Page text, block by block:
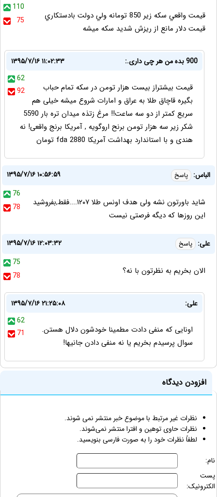
110
75
قيمت واقعي سكه زير 850 تومانه ولي دولت بادستكاري
قيمت دلار مانع از ريزش شديد سكه ميشه
900 بده من هر چی داری.:
۱۳۹۵/۷/۱۶ ۱۱:۰۲:۳۳
62
92
قیمت بیشتراز بیست هزار تومن در سکه تمام حباب
بگیره قاچاق طلا به عراق و امارات شروع میشه خیلی هم
سریع کمتر از دو سه ساعت!! مرغ زتذه میدان تره بار 5590
شکر زیر سه هزار تومن برنح اروگویه , آمریکا برنج واقعی! نه
هندی و با استاندارد بهداشت آمریکا fda 2880 تومان
الباس: پاسخ
۱۳۹۵/۷/۱۶ ۱۰:۵۶:۵۹
76
78
شاید باورتون نشه ولی هدف اونس طلا ۱۲۰۷....فقط,بفروشید
این روزها که دیگه فرصتی نیست
علی: پاسخ
۱۳۹۵/۷/۱۶ ۱۲:۰۳:۳۲
75
78
الان بخریم به نظرتون با نه؟
علی:
۱۳۹۵/۷/۱۶ ۲۱:۲۵:۰۸
62
71
اونایی که منفی دادت مطمینا خودشون دلال هستن.
سوال پرسیدم بخریم یا نه منفی دادن جانیها!
افزودن دیدگاه
نظرات غیر مرتبط با موضوع خبر منتشر نمی شوند.
نظرات حاوی توهین و افترا منتشر نمی‌شوند.
لطفاً نظرات خود را به صورت فارسی بنویسید.
نام:
پست
الکترونیک: